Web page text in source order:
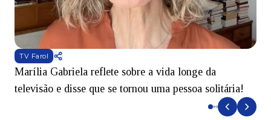
TV Farol
Marília Gabriela reflete sobre a vida longe da
televisão e disse que se tornou uma pessoa solitária!